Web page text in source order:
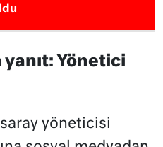
yanıt: Yönetici
yöneticisi